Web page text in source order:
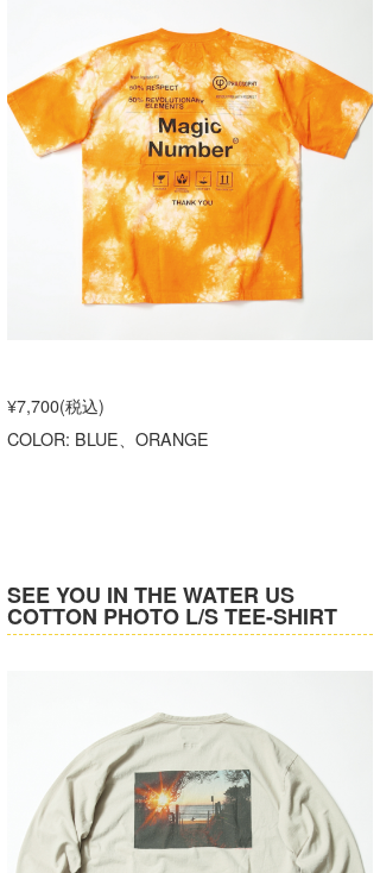
¥7,700(税込)
COLOR: BLUE、ORANGE
SEE YOU IN THE WATER US
COTTON PHOTO L/S TEE-SHIRT